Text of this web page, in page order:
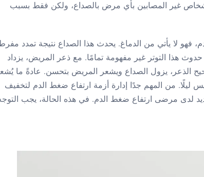
غير المصابين بأي مرض بالصداع، ولكن فقط بسبب
فهو لا يأتي من الدماغ. يحدث هذا الصداع نتيجة تمدد
هذا التوتر غير مفهومة تمامًا. مع ذعر المريض، يزداد
الذعر، يزول الصداع ويشعر المريض بتحسن. عادةً ما
ليلًا. من المهم جدًا إدارة أزمة ارتفاع ضغط الدم لتخفيف
لدى مرضى ارتفاع ضغط الدم. في هذه الحالة، يجب